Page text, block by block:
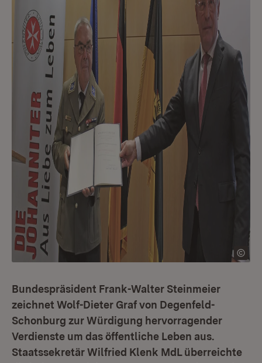
Bundespräsident Frank-Walter Steinmeier
zeichnet Wolf-Dieter Graf von Degenfeld-
Schonburg zur Würdigung hervorragender
Verdienste um das öffentliche Leben aus.
Staatssekretär Wilfried Klenk MdL überreichte